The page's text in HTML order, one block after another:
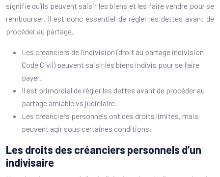
signifie qu’ils peuvent saisir les biens et les faire vendre pour se
rembourser. Il est donc essentiel de régler les dettes avant de
procéder au partage.
Les créanciers de l’indivision (droit au partage indivision
Code Civil) peuvent saisir les biens indivis pour se faire
payer.
Il est primordial de régler les dettes avant de procéder au
partage amiable vs judiciaire.
Les créanciers personnels ont des droits limités, mais
peuvent agir sous certaines conditions.
Les droits des créanciers personnels d’un
indivisaire